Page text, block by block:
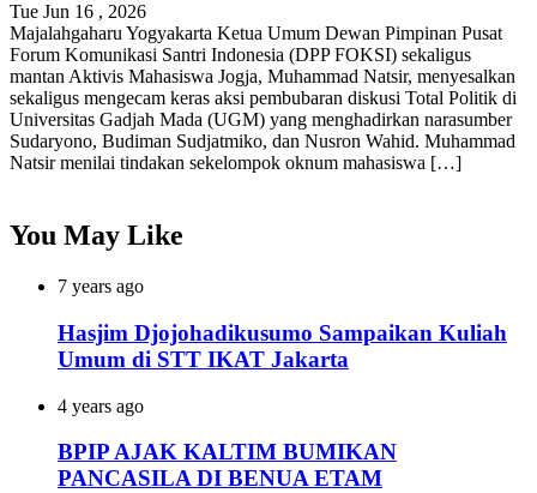
Tue Jun 16 , 2026
Majalahgaharu Yogyakarta Ketua Umum Dewan Pimpinan Pusat
Forum Komunikasi Santri Indonesia (DPP FOKSI) sekaligus
mantan Aktivis Mahasiswa Jogja, Muhammad Natsir, menyesalkan
sekaligus mengecam keras aksi pembubaran diskusi Total Politik di
Universitas Gadjah Mada (UGM) yang menghadirkan narasumber
Sudaryono, Budiman Sudjatmiko, dan Nusron Wahid. Muhammad
Natsir menilai tindakan sekelompok oknum mahasiswa […]
You May Like
7 years ago
Hasjim Djojohadikusumo Sampaikan Kuliah
Umum di STT IKAT Jakarta
4 years ago
BPIP AJAK KALTIM BUMIKAN
PANCASILA DI BENUA ETAM